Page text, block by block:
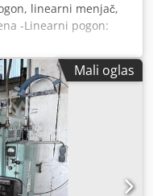
linearni menjač,
-Linearni pogon:
Dcsdevwkykjpfx
udar: 116 mm / 6 mm
- Cena: po
-Težina: 72 kg /
Mali oglas